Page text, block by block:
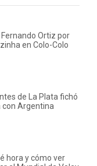
Ortiz por
en Colo-Colo
de La Plata fichó
Argentina
hora y cómo ver